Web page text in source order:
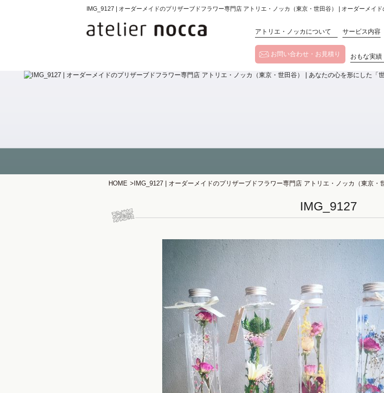
IMG_9127 | オーダーメイドのプリザーブドフラワー専門店 アトリエ・ノッカ（東京・世田谷） | オーダーメイ
アトリエ・ノッカについて サービス内容
お問い合わせ・お見積り おもな実績
HOME > IMG_9127 | オーダーメイドのプリザーブドフラワー専門店 アトリエ・ノッカ（東京・
IMG_9127